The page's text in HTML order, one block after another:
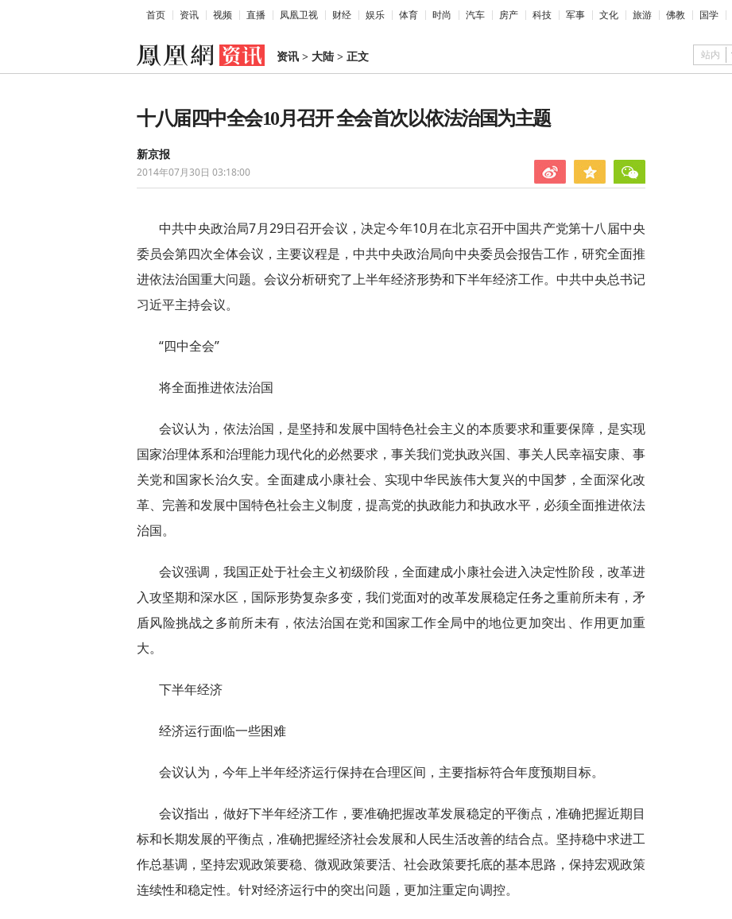
首页 资讯 视频 直播 凤凰卫视 财经 娱乐 体育 时尚 汽车 房产 科技 军事 文化 旅游 佛教 国学
资讯 > 大陆 > 正文 站内
十八届四中全会10月召开 全会首次以依法治国为主题
新京报
2014年07月30日 03:18:00
中共中央政治局7月29日召开会议，决定今年10月在北京召开中国共产党第十八届中央
委员会第四次全体会议，主要议程是，中共中央政治局向中央委员会报告工作，研究全面推
进依法治国重大问题。会议分析研究了上半年经济形势和下半年经济工作。中共中央总书记
习近平主持会议。
“四中全会”
将全面推进依法治国
会议认为，依法治国，是坚持和发展中国特色社会主义的本质要求和重要保障，是实现
国家治理体系和治理能力现代化的必然要求，事关我们党执政兴国、事关人民幸福安康、事
关党和国家长治久安。全面建成小康社会、实现中华民族伟大复兴的中国梦，全面深化改
革、完善和发展中国特色社会主义制度，提高党的执政能力和执政水平，必须全面推进依法
治国。
会议强调，我国正处于社会主义初级阶段，全面建成小康社会进入决定性阶段，改革进
入攻坚期和深水区，国际形势复杂多变，我们党面对的改革发展稳定任务之重前所未有，矛
盾风险挑战之多前所未有，依法治国在党和国家工作全局中的地位更加突出、作用更加重
大。
下半年经济
经济运行面临一些困难
会议认为，今年上半年经济运行保持在合理区间，主要指标符合年度预期目标。
会议指出，做好下半年经济工作，要准确把握改革发展稳定的平衡点，准确把握近期目
标和长期发展的平衡点，准确把握经济社会发展和人民生活改善的结合点。坚持稳中求进工
作总基调，坚持宏观政策要稳、微观政策要活、社会政策要托底的基本思路，保持宏观政策
连续性和稳定性。针对经济运行中的突出问题，更加注重定向调控。